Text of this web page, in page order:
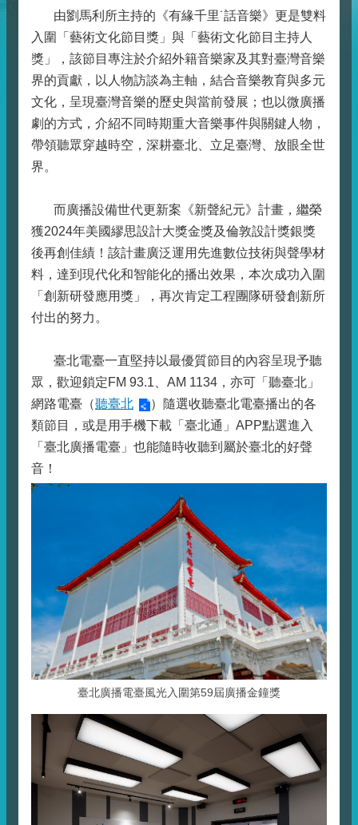
由劉馬利所主持的《有緣千里˙話音樂》更是雙料
入圍「藝術文化節目獎」與「藝術文化節目主持人
獎」，該節目專注於介紹外籍音樂家及其對臺灣音樂
界的貢獻，以人物訪談為主軸，結合音樂教育與多元
文化，呈現臺灣音樂的歷史與當前發展；也以微廣播
劇的方式，介紹不同時期重大音樂事件與關鍵人物，
帶領聽眾穿越時空，深耕臺北、立足臺灣、放眼全世
界。
而廣播設備世代更新案《新聲紀元》計畫，繼榮
獲2024年美國繆思設計大獎金獎及倫敦設計獎銀獎
後再創佳績！該計畫廣泛運用先進數位技術與聲學材
料，達到現代化和智能化的播出效果，本次成功入圍
「創新研發應用獎」，再次肯定工程團隊研發創新所
付出的努力。
臺北電臺一直堅持以最優質節目的內容呈現予聽
眾，歡迎鎖定FM 93.1、AM 1134，亦可「聽臺北」
網路電臺（聽臺北
）隨選收聽臺北電臺播出的各
類節目，或是用手機下載「臺北通」APP點選進入
「臺北廣播電臺」也能隨時收聽到屬於臺北的好聲
音！
臺北廣播電臺風光入圍第59屆廣播金鐘獎